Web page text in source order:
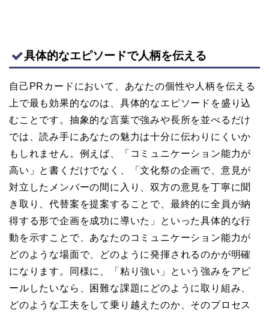
具体的なエピソードで人柄を伝える
自己PRカードにおいて、あなたの個性や人柄を伝える
上で最も効果的なのは、具体的なエピソードを盛り込
むことです。抽象的な言葉で強みや長所を並べるだけ
では、読み手にあなたの魅力は十分に伝わりにくいか
もしれません。例えば、「コミュニケーション能力が
高い」と書くだけでなく、「文化祭の企画で、意見が
対立したメンバーの間に入り、双方の意見を丁寧に聞
き取り、代替案を提案することで、最終的に全員が納
得する形で企画を成功に導いた」といった具体的な行
動を示すことで、あなたのコミュニケーション能力が
どのような場面で、どのように発揮されるのかが明確
になります。同様に、「粘り強い」という強みをアピ
ールしたいなら、困難な課題にどのように取り組み、
どのような工夫をして乗り越えたのか、そのプロセス